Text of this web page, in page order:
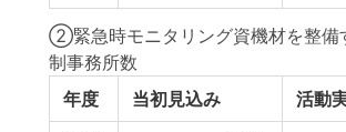
②緊急時モニタリング資機材を整備
制事務所数
年度
当初見込み 活動